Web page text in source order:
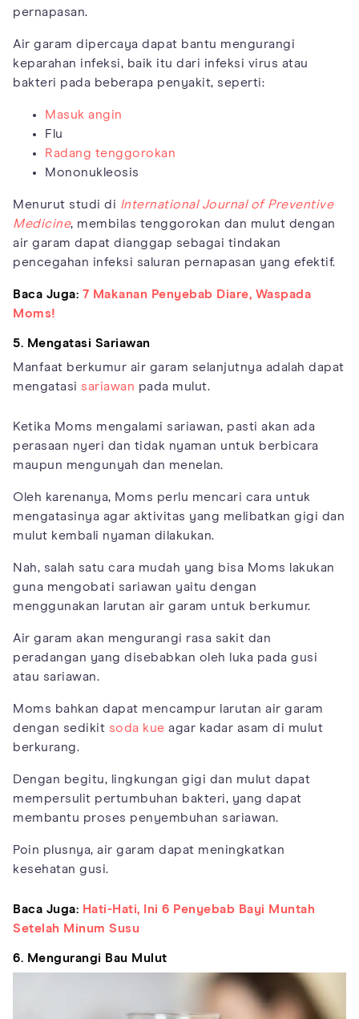
pernapasan.
Air garam dipercaya dapat bantu mengurangi
keparahan infeksi, baik itu dari infeksi virus atau
bakteri pada beberapa penyakit, seperti:
Masuk angin
Flu
Radang tenggorokan
Mononukleosis
Menurut studi di International Journal of Preventive
Medicine, membilas tenggorokan dan mulut dengan
air garam dapat dianggap sebagai tindakan
pencegahan infeksi saluran pernapasan yang efektif.
Baca Juga: 7 Makanan Penyebab Diare, Waspada
Moms!
5. Mengatasi Sariawan
Manfaat berkumur air garam selanjutnya adalah dapat
mengatasi sariawan pada mulut.
Ketika Moms mengalami sariawan, pasti akan ada
perasaan nyeri dan tidak nyaman untuk berbicara
maupun mengunyah dan menelan.
Oleh karenanya, Moms perlu mencari cara untuk
mengatasinya agar aktivitas yang melibatkan gigi dan
mulut kembali nyaman dilakukan.
Nah, salah satu cara mudah yang bisa Moms lakukan
guna mengobati sariawan yaitu dengan
menggunakan larutan air garam untuk berkumur.
Air garam akan mengurangi rasa sakit dan
peradangan yang disebabkan oleh luka pada gusi
atau sariawan.
Moms bahkan dapat mencampur larutan air garam
dengan sedikit soda kue agar kadar asam di mulut
berkurang.
Dengan begitu, lingkungan gigi dan mulut dapat
mempersulit pertumbuhan bakteri, yang dapat
membantu proses penyembuhan sariawan.
Poin plusnya, air garam dapat meningkatkan
kesehatan gusi.
Baca Juga: Hati-Hati, Ini 6 Penyebab Bayi Muntah
Setelah Minum Susu
6. Mengurangi Bau Mulut